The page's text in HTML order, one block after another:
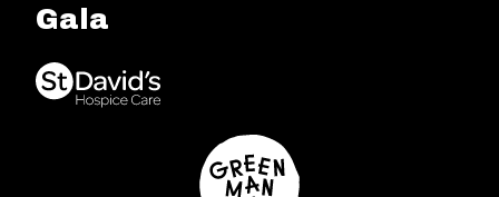
Gala